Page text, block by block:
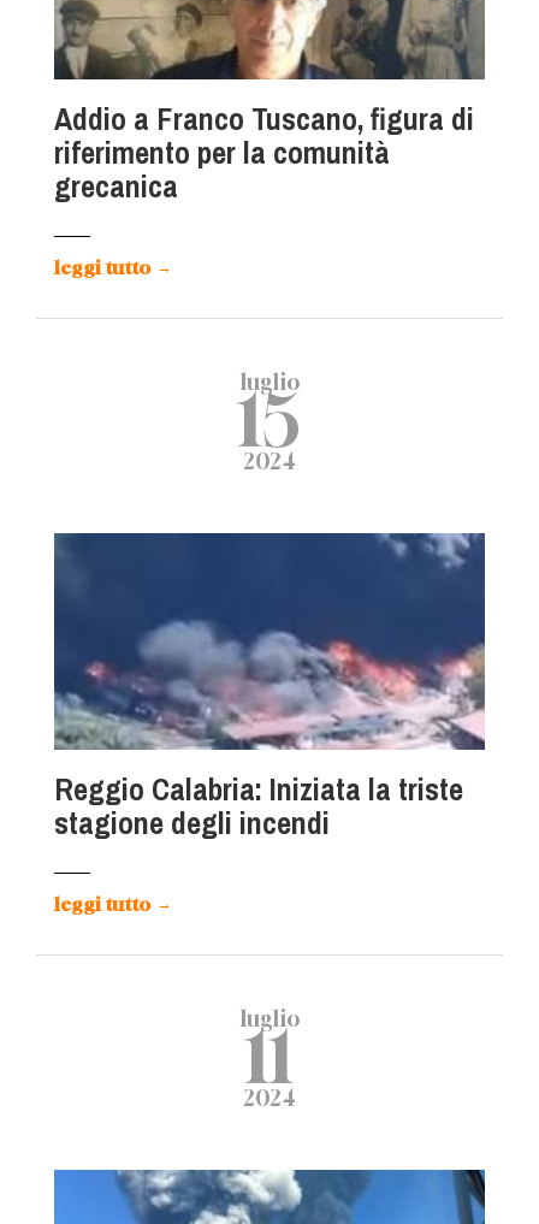
Addio a Franco Tuscano, figura di
riferimento per la comunità
grecanica
leggi tutto →
luglio
15
2024
Reggio Calabria: Iniziata la triste
stagione degli incendi
leggi tutto →
luglio
11
2024